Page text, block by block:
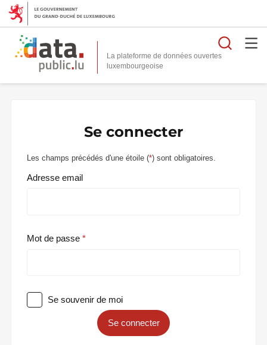
La plateforme de données ouvertes
Se connecter
Les champs précédés d'une étoile (*) sont obligatoires.
Adresse email
Mot de passe
Se souvenir de moi
Se connecter